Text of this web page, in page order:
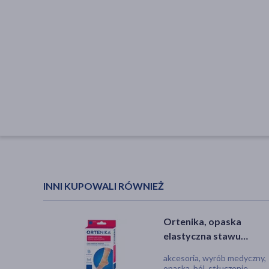
INNI KUPOWALI RÓWNIEŻ
Ortenika, opaska
elastyczna stawu
szt.
akcesoria, wyrób medyczny,